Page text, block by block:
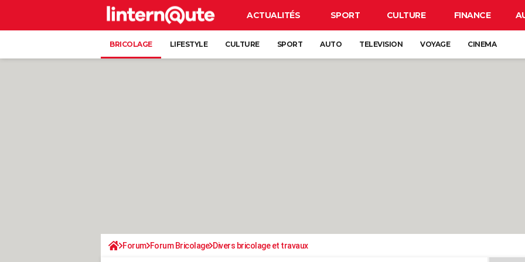
ACTUALITÉS SPORT CULTURE FINANCE
BRICOLAGE LIFESTYLE CULTURE SPORT AUTO TELEVISION VOYAGE CINEMA
Forum Forum Bricolage Divers bricolage et travaux